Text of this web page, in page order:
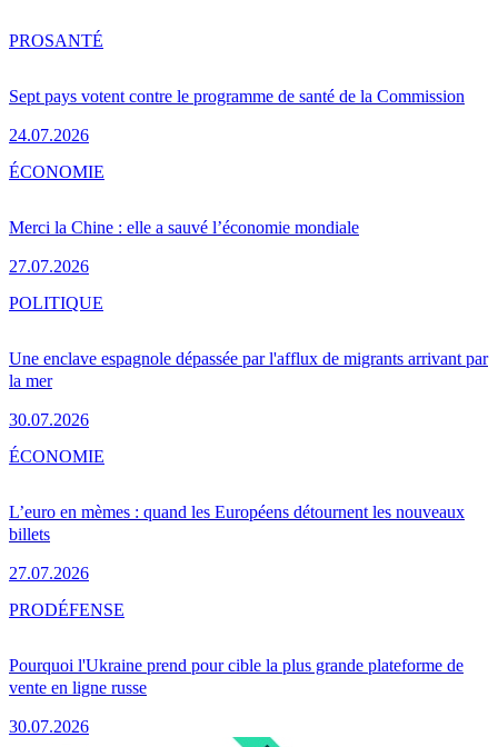
Sept pays votent contre le programme de santé de la Commission
24.07.2026
PROSANTÉ
Merci la Chine : elle a sauvé l’économie mondiale
27.07.2026
ÉCONOMIE
Une enclave espagnole dépassée par l'afflux de migrants arrivant par
la mer
30.07.2026
POLITIQUE
L’euro en mèmes : quand les Européens détournent les nouveaux
billets
27.07.2026
ÉCONOMIE
Pourquoi l'Ukraine prend pour cible la plus grande plateforme de
vente en ligne russe
30.07.2026
PRODÉFENSE